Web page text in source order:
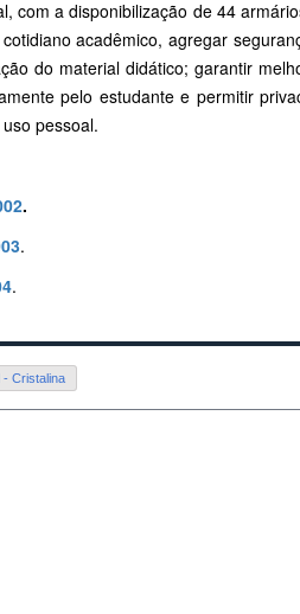
com a disponibilização de 44
acadêmico, agregar
do material didático; garantir
pelo estudante e permitir
pessoal.
.
.
.
- Cristalina